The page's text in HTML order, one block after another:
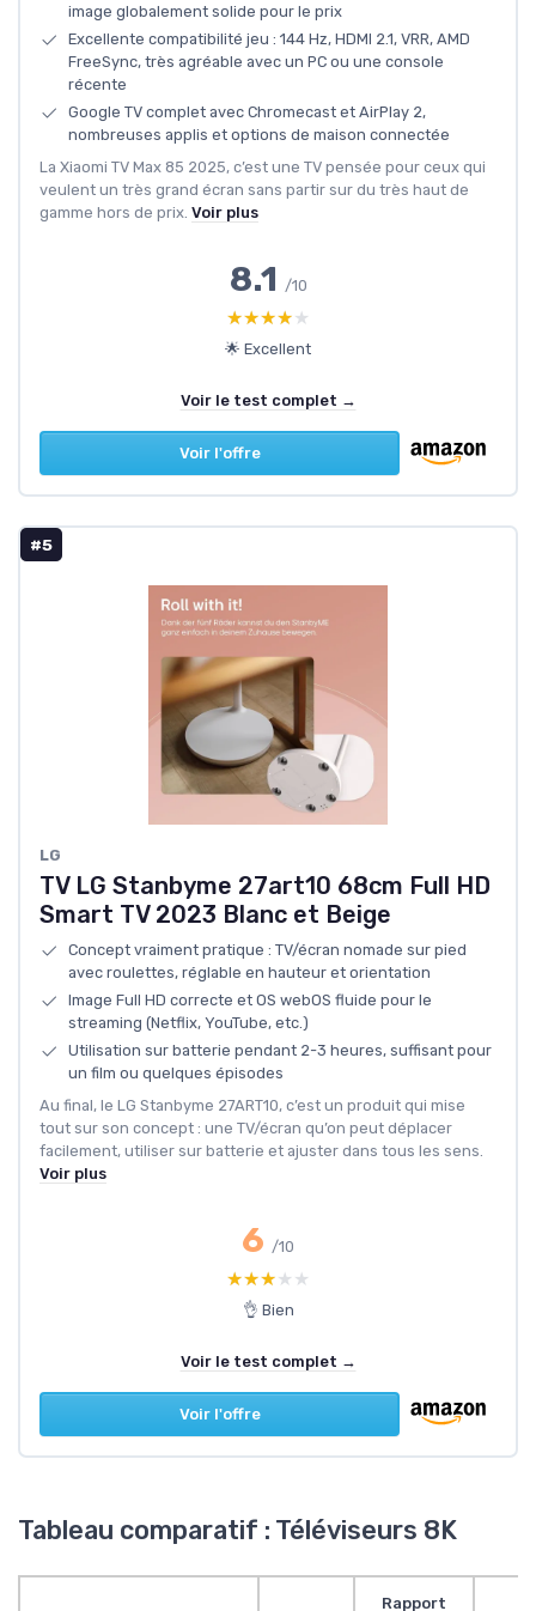
image globalement solide pour le prix
Excellente compatibilité jeu : 144 Hz, HDMI 2.1, VRR, AMD
FreeSync, très agréable avec un PC ou une console
récente
Google TV complet avec Chromecast et AirPlay 2,
nombreuses applis et options de maison connectée
La Xiaomi TV Max 85 2025, c’est une TV pensée pour ceux qui
veulent un très grand écran sans partir sur du très haut de
gamme hors de prix. Voir plus
8.1 /10
★★★★★
★★★★★
🌟 Excellent
Voir le test complet →
Voir l'offre
#5
LG
TV LG Stanbyme 27art10 68cm Full HD
Smart TV 2023 Blanc et Beige
Concept vraiment pratique : TV/écran nomade sur pied
avec roulettes, réglable en hauteur et orientation
Image Full HD correcte et OS webOS fluide pour le
streaming (Netflix, YouTube, etc.)
Utilisation sur batterie pendant 2-3 heures, suffisant pour
un film ou quelques épisodes
Au final, le LG Stanbyme 27ART10, c’est un produit qui mise
tout sur son concept : une TV/écran qu’on peut déplacer
facilement, utiliser sur batterie et ajuster dans tous les sens.
Voir plus
6 /10
★★★★★
★★★★★
👌 Bien
Voir le test complet →
Voir l'offre
Tableau comparatif : Téléviseurs 8K
Rapport